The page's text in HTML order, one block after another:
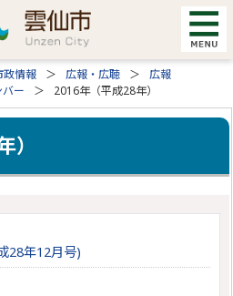
政情報 広報・広聴
広報
ー 2016年（平成28年）
）
28年12月号)